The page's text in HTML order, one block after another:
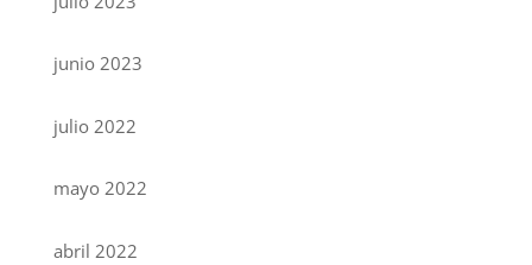
junio 2023
julio 2022
mayo 2022
abril 2022